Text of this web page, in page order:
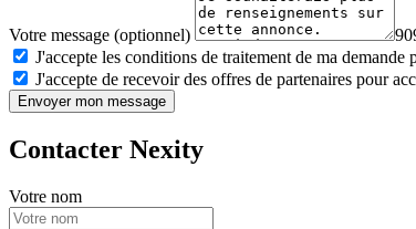
Votre message (optionnel)
J'accepte les conditions de traitement de ma demande
J'accepte de recevoir des offres de partenaires pour
Envoyer mon message
Contacter Nexity
Votre nom